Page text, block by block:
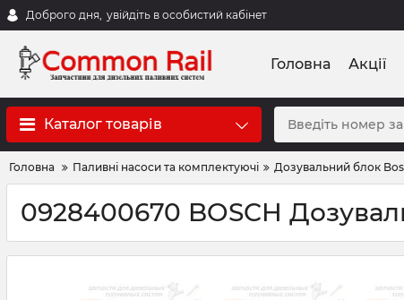
Доброго дня, увійдіть в особистий кабінет
Головна Акції
Каталог товарів
Головна Паливні насоси та комплектуючі Дозувальний блок
0928400670 BOSCH